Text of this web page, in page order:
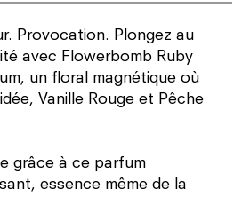
Provocation. Plongez au
avec Flowerbomb Ruby
un floral magnétique où
Vanille Rouge et Pêche
grâce à ce parfum
essence même de la